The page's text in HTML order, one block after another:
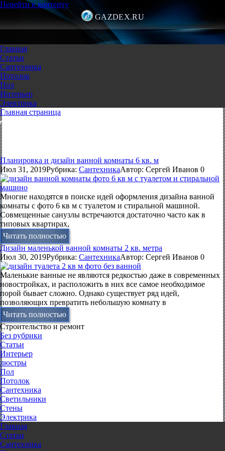
Перейти к контенту
GAZDEX.RU
Главная
Статьи
Сантехника
Потолок
Пол
Интерьер
Электрика
Главная страница
Туалет по размеру
Планировка и дизайн ванной комнаты 6 кв. м
Июл 31, 2019Рубрика: СантехникаАвтор: Сергей Иванов 0
Многие находятся в поиске идей оформления дизайна ванной
комнаты с фото 6 кв м с туалетом и стиральной машиной.
Совмещенные санузлы встречаются достаточно часто как в
типовых квартирах,
Читать полностью
Дизайн маленькой ванной комнаты 2 кв. метра
Июл 30, 2019Рубрика: СантехникаАвтор: Сергей Иванов 0
Маленькие ванные не являются редкостью даже в современных
новостройках, и расположить в них все самое необходимое
порой бывает сложно. Однако существует ряд идей,
позволяющих превратить небольшую комнату в
Читать полностью
Строительство и ремонт
Без рубрики
Статьи
Интерьер
люстры
Пол
Потолок
Сантехника
Светильники
Стены
Электрика
Главная
Статьи
Сантехника